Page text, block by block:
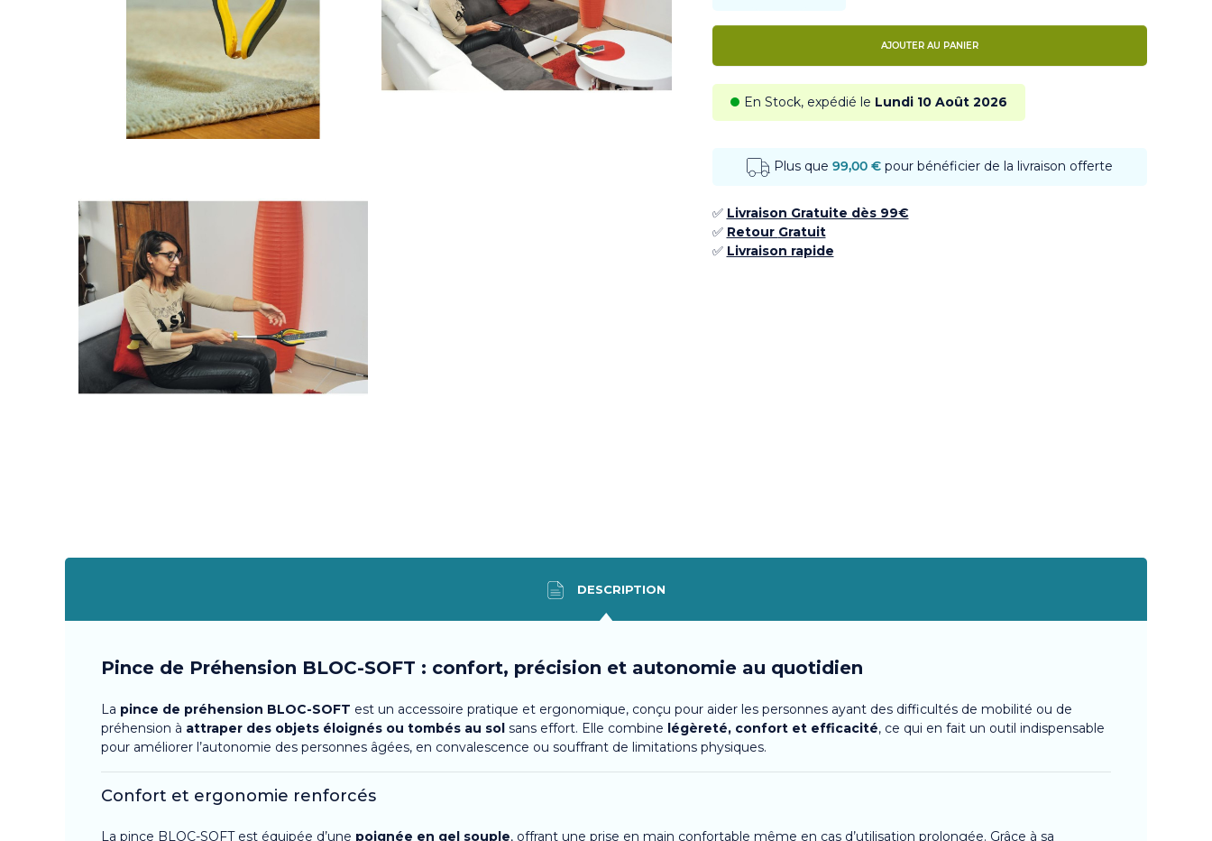
AJOUTER AU PANIER
En Stock, expédié le Lundi 10 Août 2026
Plus que 99,00 €pour bénéficier de la livraison offerte
✅ Livraison Gratuite dès 99€
✅ ​ Retour Gratuit
✅​ Livraison rapide
DESCRIPTION
Pince de Préhension BLOC-SOFT : confort, précision et autonomie au quotidien
La pince de préhension BLOC-SOFT est un accessoire pratique et ergonomique, conçu pour aider les personnes ayant des difficultés de mobilité ou de
préhension à attraper des objets éloignés ou tombés au sol sans effort. Elle combine légèreté, confort et efficacité, ce qui en fait un outil indispensable
pour améliorer l’autonomie des personnes âgées, en convalescence ou souffrant de limitations physiques.
Confort et ergonomie renforcés
La pince BLOC-SOFT est équipée d’une poignée en gel souple, offrant une prise en main confortable même en cas d’utilisation prolongée. Grâce à sa